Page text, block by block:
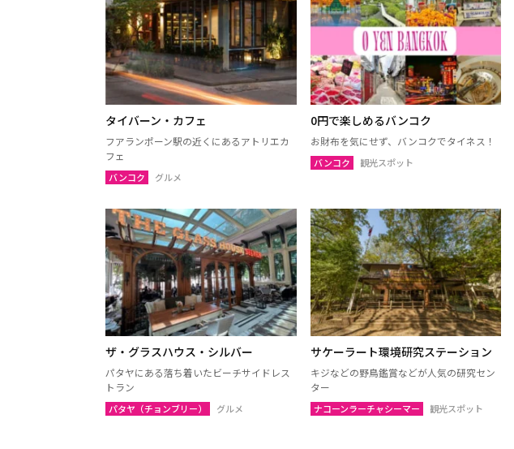
ノーンブアランプー
ブンカーン
ローイエット
マハーサーラカーム
ヤソートーン
シーサケート
スリン
チャイヤプーム
南イサーン
パタヤ（チョンブリー） トラート
プラーチーンブリー
ナコーンナーヨック
バンコク サムットソンクラーム
ナコーンパトム
カンチャナブリー
チャアム（ペッチャブリー）
アーントーン
ロッブリー
ノンタブリー
サムットサーコーン
サラブリー
タイバーン・カフェ
フアランポーン駅の近くにあるアトリエカ
フェ
バンコク グルメ
0円で楽しめるバンコク
お財布を気にせず、バンコクでタイネス！
バンコク 観光スポット
ザ・グラスハウス・シルバー
パタヤにある落ち着いたビーチサイドレス
トラン
パタヤ（チョンブリー） グルメ
サケーラート環境研究ステーション
キジなどの野鳥鑑賞などが人気の研究セン
ター
ナコーンラーチャシーマー 観光スポット